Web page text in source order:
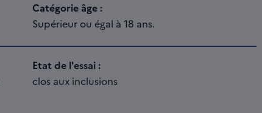
Catégorie âge :
Supérieur ou égal à 18 ans.
Etat de l'essai :
clos aux inclusions